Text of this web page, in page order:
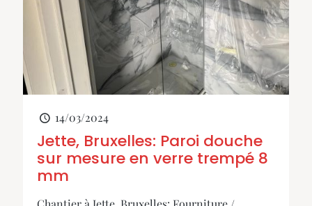
14/03/2024
Jette, Bruxelles: Paroi douche
sur mesure en verre trempé 8
mm